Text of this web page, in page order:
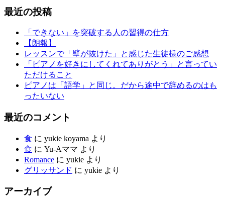
最近の投稿
「できない」を突破する人の習得の仕方
【朗報】
レッスンで「壁が抜けた」と感じた生徒様のご感想
「ピアノを好きにしてくれてありがとう」と言ってい
ただけること
ピアノは「語学」と同じ。だから途中で辞めるのはも
ったいない
最近のコメント
食 に yukie koyama より
食 に Yu-Aママ より
Romance に yukie より
グリッサンド に yukie より
アーカイブ